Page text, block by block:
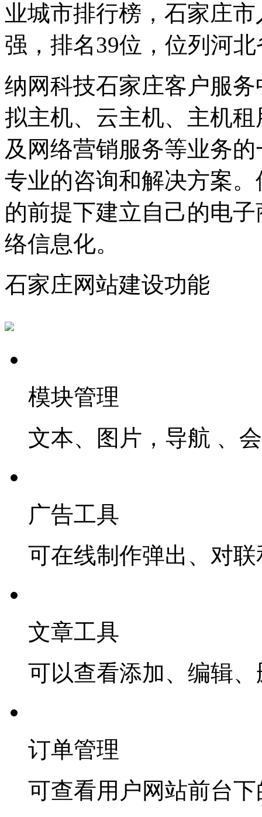
业城市排行榜，石家庄
强，排名39位，位列河
纳网科技石家庄客户服
拟主机、云主机、主机
及网络营销服务等业务
专业的咨询和解决方案
的前提下建立自己的电
络信息化。
石家庄网站建设功能
模块管理
文本、图片，导航 、
广告工具
可在线制作弹出、对
文章工具
可以查看添加、编辑
订单管理
可查看用户网站前台